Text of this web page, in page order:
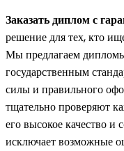
Заказать диплом с
решение для тех, кто
Мы предлагаем
государственным
силы и правильного
тщательно проверяют
его высокое качество и
исключает возможные